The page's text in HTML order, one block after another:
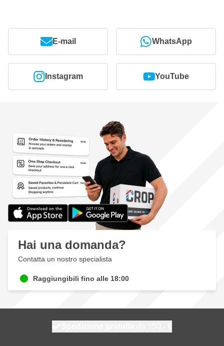
E-mail WhatsApp
Instagram YouTube
Hai una domanda?
Contatta un nostro specialista
Raggiungibili fino alle 18:00